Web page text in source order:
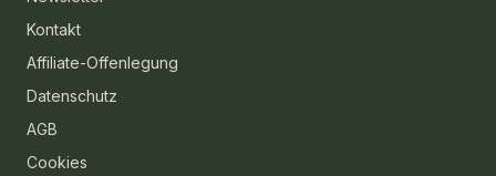
Kontakt
Affiliate-Offenlegung
Datenschutz
AGB
Cookies